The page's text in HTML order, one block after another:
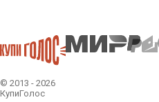
© 2013 - 2026
КупиГолос